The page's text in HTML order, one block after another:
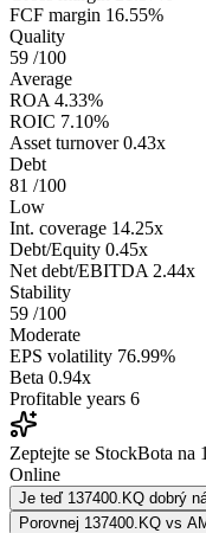
FCF margin 16.55%
Quality
59 /100
Average
ROA 4.33%
ROIC 7.10%
Asset turnover 0.43x
Debt
81 /100
Low
Int. coverage 14.25x
Debt/Equity 0.45x
Net debt/EBITDA 2.44x
Stability
59 /100
Moderate
EPS volatility 76.99%
Beta 0.94x
Profitable years 6
Zeptejte se StockBota na
Online
Je teď 137400.KQ dobrý
Porovnej 137400.KQ vs